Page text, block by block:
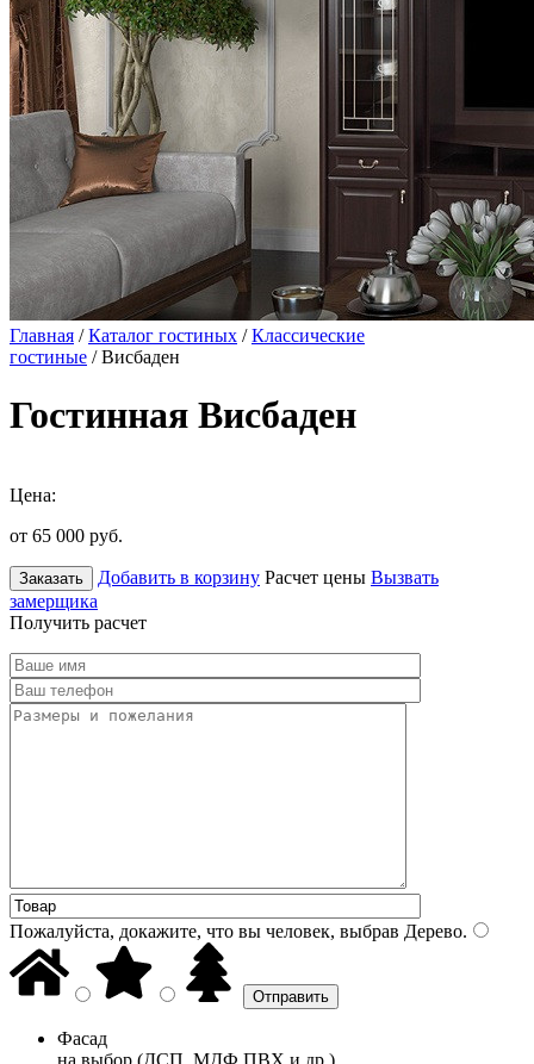
Главная /Каталог гостиных /Классические
гостиные / Висбаден
Гостинная Висбаден
Цена:
от 65 000 руб.
Заказать Добавить в корзину Расчет цены Вызвать
замерщика
Получить расчет
Пожалуйста, докажите, что вы человек, выбрав Дерево.
Фасад
на выбор (ДСП, МДФ ПВХ и др.)